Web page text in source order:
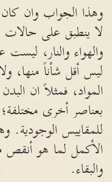
وهذا الجواب وان
لا ينطبق على حالات
والهواء والنار،
ليس أقل شأناً منها،
المواد، فمثلاً ان
بعناصر أخرى
للمقاييس الوجودية.
الأكمل لما هو
والبقاء.